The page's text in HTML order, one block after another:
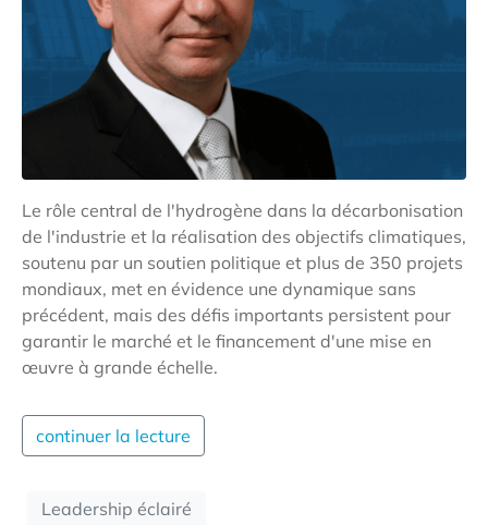
Le rôle central de l'hydrogène dans la décarbonisation
de l'industrie et la réalisation des objectifs climatiques,
soutenu par un soutien politique et plus de 350 projets
mondiaux, met en évidence une dynamique sans
précédent, mais des défis importants persistent pour
garantir le marché et le financement d'une mise en
œuvre à grande échelle.
continuer la lecture
Leadership éclairé